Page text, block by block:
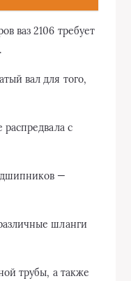
ваз 2106 требует
вал для того,
распредвала с
—
шланги
трубы, а также